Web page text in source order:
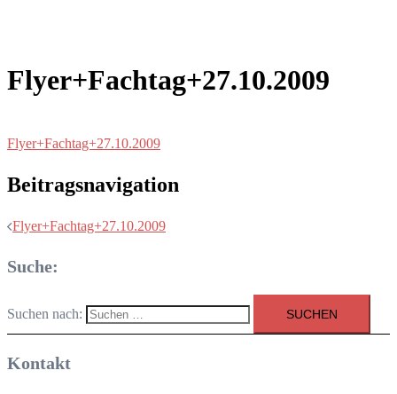
Flyer+Fachtag+27.10.2009
Flyer+Fachtag+27.10.2009
Beitragsnavigation
Flyer+Fachtag+27.10.2009
Suche:
Suchen nach:
Kontakt